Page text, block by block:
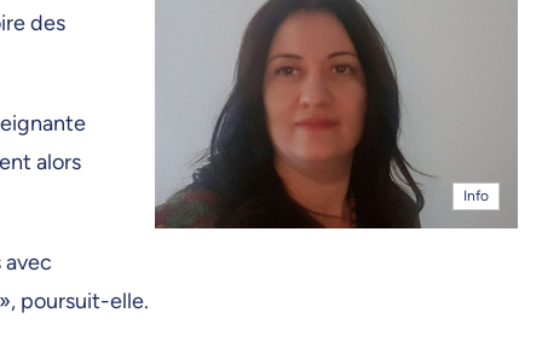
Info
des
alors
avec
poursuit-elle.